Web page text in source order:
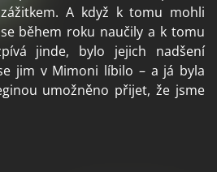
A když k tomu mohli
během roku naučily a k tomu
jinde, bylo jejich nadšení
jim v Mimoni líbilo – a já byla
umožněno přijet, že jsme